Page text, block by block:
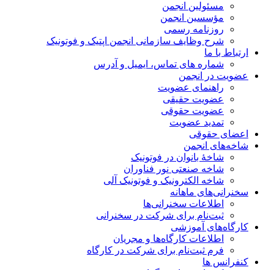
مسئولین انجمن
مؤسسین انجمن
روزنامه رسمی
شرح وظایف سازمانی انجمن اپتیک و فوتونیک
ارتباط با ما
شماره های تماس، ایمیل و آدرس
عضویت در انجمن
راهنمای عضویت
عضویت حقیقی
عضویت حقوقی
تمدید عضویت
اعضای حقوقی
شاخه‌های انجمن
شاخۀ بانوان در فوتونیک
شاخه صنعتی نور فناوران
شاخه‌ الکترونیک و فوتونیک آلی
سخنرانی‌های ماهانه
اطلاعات سخنرانی‌‌ها
ثبت‌نام برای شرکت در سخنرانی
کارگاه‌های آموزشی
اطلاعات کارگاه‌ها و مجریان
فرم ثبت‌نام برای شرکت در کارگاه
کنفرانس ها